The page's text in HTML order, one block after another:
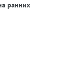
ранних